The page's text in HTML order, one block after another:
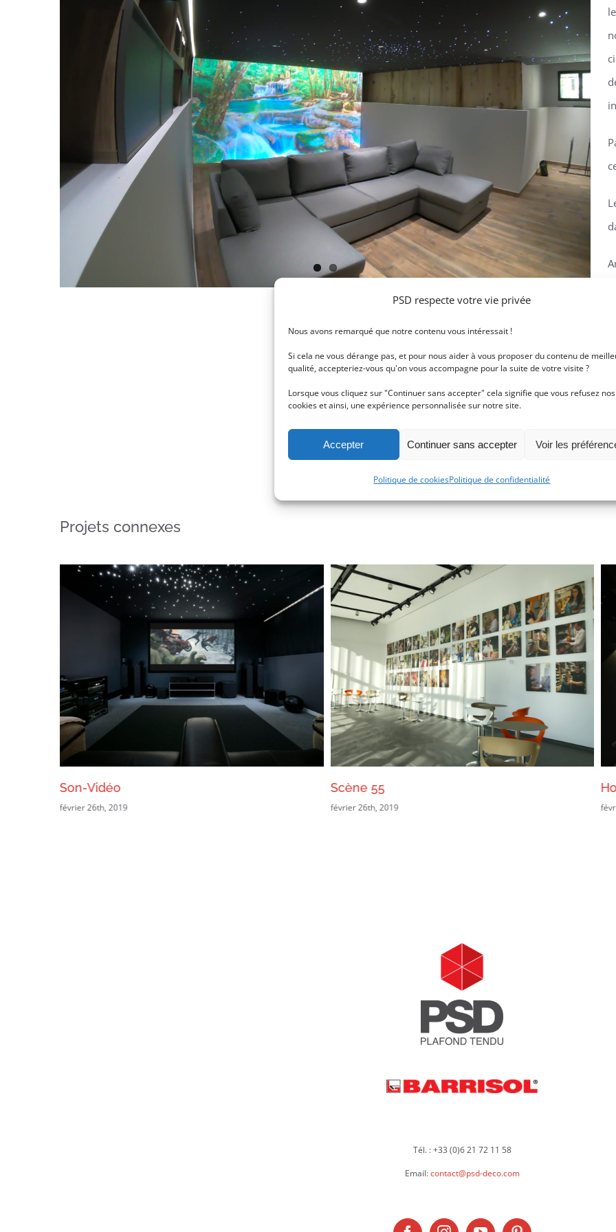
PSD respecte votre vie privée
Nous avons remarqué que notre contenu vous intéressait !
Si cela ne vous dérange pas, et pour nous aider à vous proposer du contenu de
qualité, accepteriez-vous qu'on vous accompagne pour la suite de votre visite ?
Lorsque vous cliquez sur "Continuer sans accepter" cela signifie que vous refusez nos
cookies et ainsi, une expérience personnalisée sur notre site.
Accepter Continuer sans accepter Voir les
Politique de cookiesPolitique de confidentialité
Projets connexes
Son-Vidéo
février 26th, 2019
Scène 55
février 26th, 2019
Tél. : +33 (0)6 21 72 11 58
Email:contact@psd-deco.com